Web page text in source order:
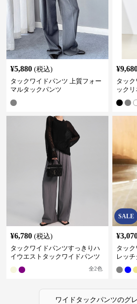
¥5,880 (税込)
タックワイドパンツ 上質フォー
マルタックパンツ
¥
タッ
ック
¥6,780 (税込)
タックワイドパンツすっきりハ
イウエストタックワイドパンツ
全2色
SALE
¥
タック
レッ
ワイドタックパンツのグ